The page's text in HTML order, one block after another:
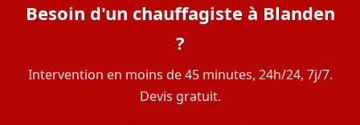
Besoin d'un chauffagiste à Blanden
?
Intervention en moins de 45 minutes, 24h/24, 7j/7.
Devis gratuit.